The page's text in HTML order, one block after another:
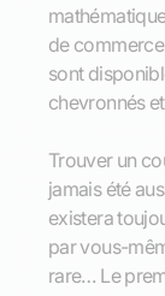
de
sont
chevronnés
Trouver un
jamais été
existera
par vous-
rare… Le